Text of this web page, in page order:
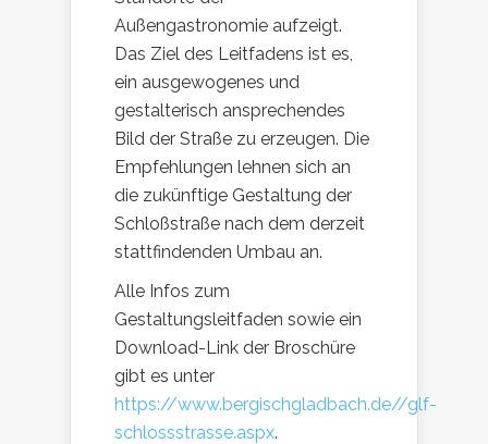
Außengastronomie aufzeigt.
Das Ziel des Leitfadens ist es,
ein ausgewogenes und
gestalterisch ansprechendes
Bild der Straße zu erzeugen. Die
Empfehlungen lehnen sich an
die zukünftige Gestaltung der
Schloßstraße nach dem derzeit
stattfindenden Umbau an.
Alle Infos zum
Gestaltungsleitfaden sowie ein
Download-Link der Broschüre
gibt es unter
https://www.bergischgladbach.de//glf-
schlossstrasse.aspx.